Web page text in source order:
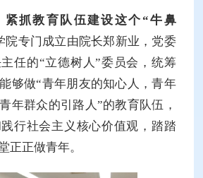
紧抓教育队伍建设这个“牛鼻
院专门成立由院长郑新业，党委
任的“立德树人”委员会，统筹
够做“青年朋友的知心人，青年
年群众的引路人”的教育队伍，
行社会主义核心价值观，踏踏
正正做青年。